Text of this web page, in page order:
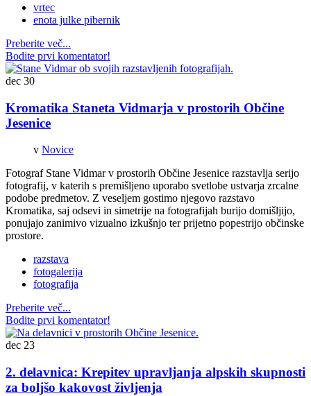
vrtec
enota julke pibernik
Preberite več...
Bodite prvi komentator!
dec 30
Kromatika Staneta Vidmarja v prostorih Občine
Jesenice
v Novice
Fotograf Stane Vidmar v prostorih Občine Jesenice razstavlja serijo
fotografij, v katerih s premišljeno uporabo svetlobe ustvarja zrcalne
podobe predmetov. Z veseljem gostimo njegovo razstavo
Kromatika, saj odsevi in simetrije na fotografijah burijo domišljijo,
ponujajo zanimivo vizualno izkušnjo ter prijetno popestrijo občinske
prostore.
razstava
fotogalerija
fotografija
Preberite več...
Bodite prvi komentator!
dec 23
2. delavnica: Krepitev upravljanja alpskih skupnosti
za boljšo kakovost življenja